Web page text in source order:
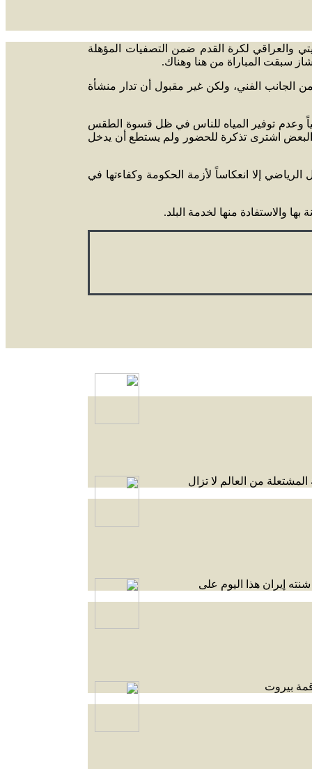
الكويت الذي جمع المنتخبين الكويتي والعراقي لكرة القدم ضمن التصفيات المؤهلة
من الجانب الفني، ولكن غير مقبول أن تدار منشأة
وعدم توفير المياه للناس في ظل قسوة الطقس
اشترى تذكرة للحضور ولم يستطع أن يدخل
إلا انعكاساً لأزمة الحكومة وكفاءتها في
والاستفادة منها لخدمة البلد.
من العالم لا تزال
إيران هذا اليوم على
بيروت